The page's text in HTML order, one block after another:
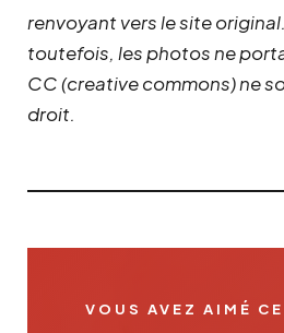
renvoyant vers le site original.
toutefois, les photos ne
CC (creative commons) ne
droit.
VOUS AVEZ AIMÉ